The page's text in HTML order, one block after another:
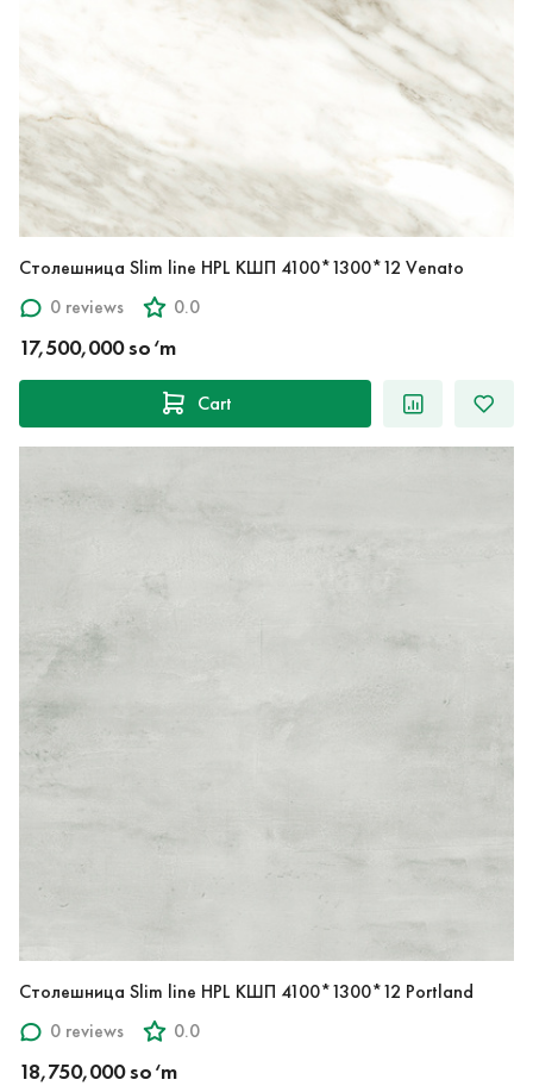
Столешница Slim line HPL КШП 4100*1300*12 Venato
0 reviews
0.0
17,500,000 so‘m
Cart
Столешница Slim line HPL КШП 4100*1300*12 Portland
0 reviews
0.0
18,750,000 so‘m